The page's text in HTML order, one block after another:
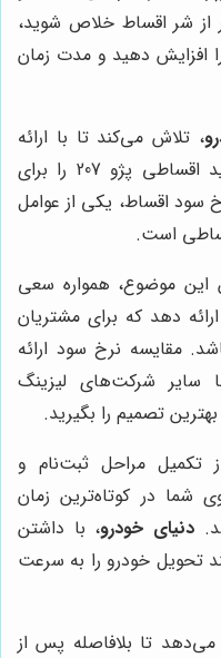
از شر اقساط خلاص شوید،
افزایش دهید و مدت زمان
، تلاش می‌کند تا با ارائه
نرخ سود رقابتی، شرایط خرید اقساطی پژو 207 را برای
سود اقساط، یکی از عوامل
است.
این موضوع، همواره سعی
دهد که برای مشتریان
مقایسه نرخ سود ارائه
سایر شرکت‌های لیزینگ
تصمیم را بگیرید.
تکمیل مراحل ثبت‌نام و
شما در کوتاه‌ترین زمان
دنیای خودرو، با داشتن
تحویل خودرو را به سرعت
می‌دهد تا بلافاصله پس از